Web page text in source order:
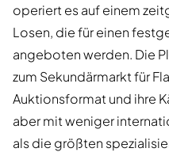
operiert es auf einem
Losen, die für einen
angeboten werden. Die
zum Sekundärmarkt für
Auktionsformat und ihre
aber mit weniger
als die größten